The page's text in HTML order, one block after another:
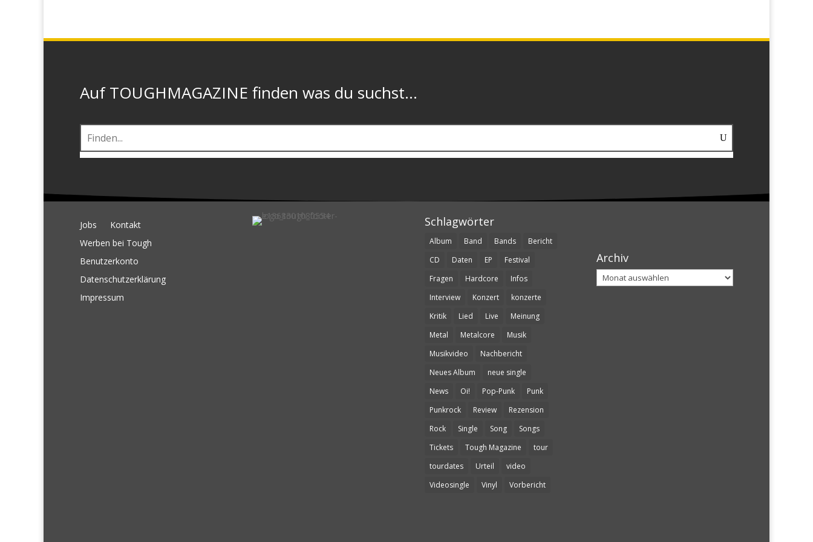
Auf TOUGHMAGAZINE finden was du suchst...
Jobs
Kontakt
Werben bei Tough
Benutzerkonto
Datenschutzerklärung
Impressum
Schlagwörter
Album Band Bands
Bericht
CD
Daten EP
Festival
Fragen
Hardcore
Infos
Interview
Konzert
konzerte
Kritik
Lied Live
Meinung
Metal
Metalcore
Musik
Musikvideo
Nachbericht
Neues Album
neue single
News
Oi! Pop-Punk
Punk
Punkrock
Review
Rezension
Rock
Single Song
Songs
Tickets
Tough Magazine
tour
tourdates
Urteil
video
Videosingle
Vinyl Vorbericht
Archiv
Archiv